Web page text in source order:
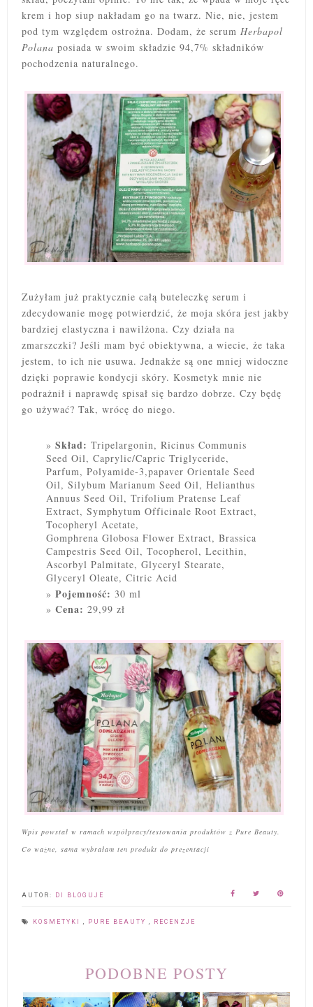
krem i hop siup nakładam go na twarz. Nie, nie, jestem
pod tym względem ostrożna. Dodam, że serum Herbapol
Polana posiada w swoim składzie 94,7% składników
pochodzenia naturalnego.
Zużyłam już praktycznie całą buteleczkę serum i
zdecydowanie mogę potwierdzić, że moja skóra jest jakby
bardziej elastyczna i nawilżona. Czy działa na
zmarszczki? Jeśli mam być obiektywna, a wiecie, że taka
jestem, to ich nie usuwa. Jednakże są one mniej widoczne
dzięki poprawie kondycji skóry. Kosmetyk mnie nie
podrażnił i naprawdę spisał się bardzo dobrze. Czy będę
go używać? Tak, wrócę do niego.
Skład: Tripelargonin, Ricinus Communis
Seed Oil, Caprylic/Capric Triglyceride,
Parfum, Polyamide-3,papaver Orientale Seed
Oil, Silybum Marianum Seed Oil, Helianthus
Annuus Seed Oil, Trifolium Pratense Leaf
Extract, Symphytum Officinale Root Extract,
Tocopheryl Acetate,
Gomphrena Globosa Flower Extract, Brassica
Campestris Seed Oil, Tocopherol, Lecithin,
Ascorbyl Palmitate, Glyceryl Stearate,
Glyceryl Oleate, Citric Acid
Pojemność: 30 ml
Cena: 29,99 zł
Wpis powstał w ramach współpracy/testowania produktów z Pure Beauty.
Co ważne, sama wybrałam ten produkt do prezentacji
AUTOR: DI BLOGUJE
KOSMETYKI PURE BEAUTY RECENZJE
PODOBNE POSTY